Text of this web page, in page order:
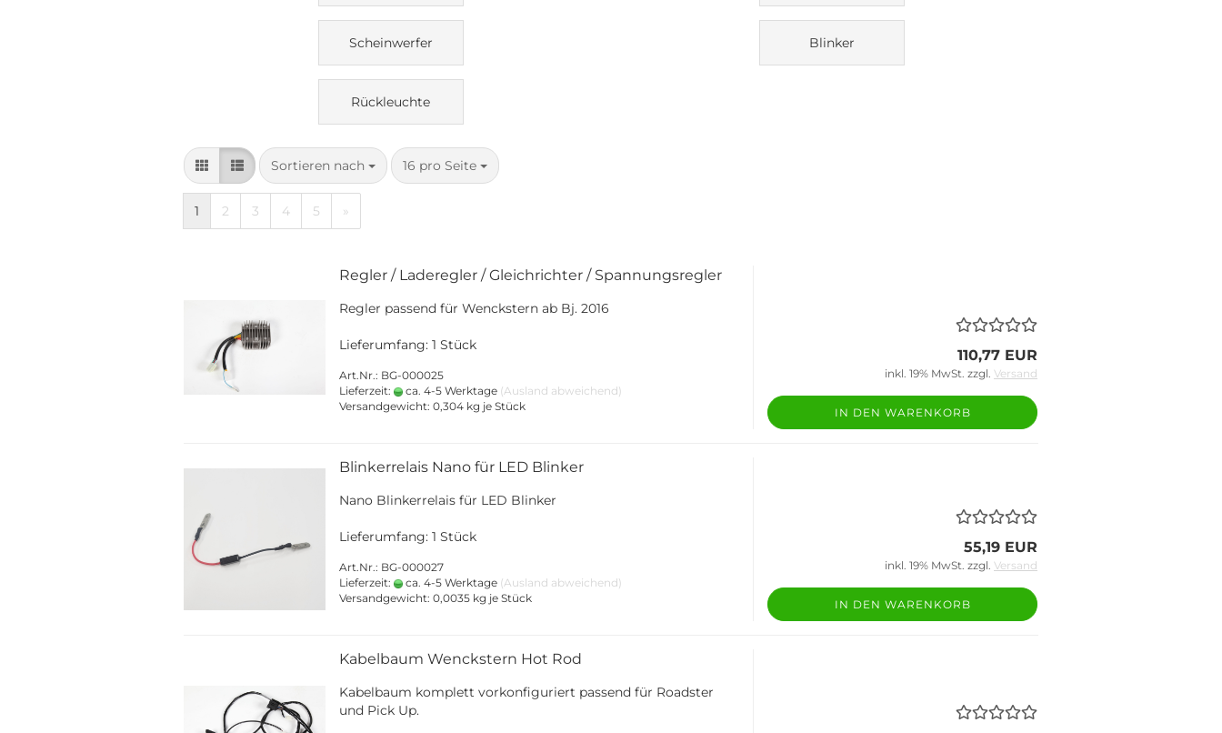
Scheinwerfer Blinker
Rückleuchte
Sortieren nach
Sortieren nach 16 pro Seite
pro Seite
1 2 3 4 5 »
Regler / Laderegler / Gleichrichter / Spannungsregler
Regler passend für Wenckstern ab Bj. 2016
Lieferumfang: 1 Stück
Art.Nr.: BG-000025
Lieferzeit:
ca. 4-5 Werktage (Ausland abweichend)
Versandgewicht: 0,304 kg je Stück
110,77 EUR
inkl. 19% MwSt. zzgl. Versand
IN DEN WARENKORB
Blinkerrelais Nano für LED Blinker
Nano Blinkerrelais für LED Blinker
Lieferumfang: 1 Stück
Art.Nr.: BG-000027
Lieferzeit:
ca. 4-5 Werktage (Ausland abweichend)
Versandgewicht: 0,0035 kg je Stück
55,19 EUR
inkl. 19% MwSt. zzgl. Versand
IN DEN WARENKORB
Kabelbaum Wenckstern Hot Rod
Kabelbaum komplett vorkonfiguriert passend für Roadster
und Pick Up.